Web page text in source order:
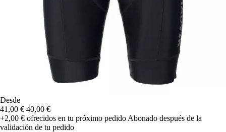
Desde
41,00 € 40,00 €
+2,00 € ofrecidos en tu próximo pedido Abonado después de la
validación de tu pedido